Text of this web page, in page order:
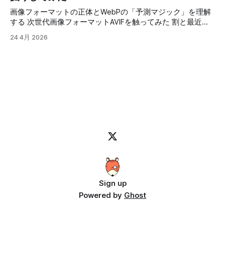
の動画で実際にツールを使って曲に歌詞を入れていきます。
使用しているＡＩのライセンス問題で、手軽に公開できない
のと、需要がそれ程無さそうなので、こんなアプリで動画作
成してますよって紹介になります。 音源さえ用意すれば、
ラグイン入れれば、同じ事は出来ますし、他にも同じような
アプリを作っている人がいるので、それを使うのも手なんで
すが、最近は怪しいサイトも多いですし、広告が大量に出る
ものも多いです。 更に、プラグインがウィルスに汚染され
画像フォーマットの正体とWebPの「予測マジック」を理解
する 次世代画像フォーマットAVIFを触ってみた 割と最近の
るようになったフォーマットですが、従来は画像のサイズが
荷は高くないのですが、開発された当時（2000年代前半）
のPCのスペックを考えると厳しかったと思われます。 2001
から512MBのRAM 20GBから80GB Windows 98やWindows
24 4月 2026
Sign up
Powered by Ghost